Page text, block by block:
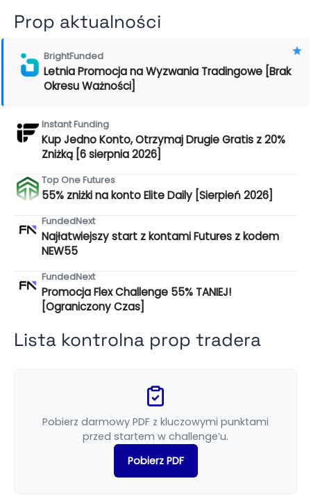
Prop aktualności
BrightFunded
Letnia Promocja na Wyzwania Tradingowe [Brak
Okresu Ważności]
Instant Funding
Kup Jedno Konto, Otrzymaj Drugie Gratis z 20%
Zniżką [6 sierpnia 2026]
Top One Futures
55% zniżki na konto Elite Daily [Sierpień 2026]
FundedNext
Najłatwiejszy start z kontami Futures z kodem
NEW55
FundedNext
Promocja Flex Challenge 55% TANIEJ!
[Ograniczony Czas]
Lista kontrolna prop tradera
Pobierz darmowy PDF z kluczowymi punktami
przed startem w challenge’u.
Pobierz PDF